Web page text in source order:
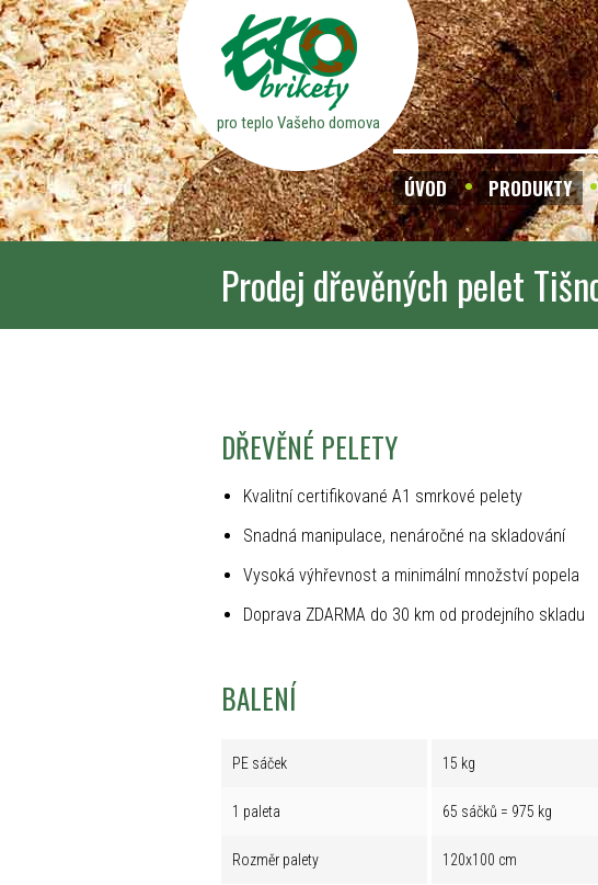
pro teplo Vašeho domova
ÚVOD PRODUKTY
Prodej dřevěných pelet
DŘEVĚNÉ PELETY
Kvalitní certifikované A1 smrkové pelety
Snadná manipulace, nenáročné na skladování
Vysoká výhřevnost a minimální množství popela
Doprava ZDARMA do 30 km od prodejního skladu
BALENÍ
PE sáček 15 kg
1 paleta 65 sáčků = 975 kg
Rozměr palety 120x100 cm